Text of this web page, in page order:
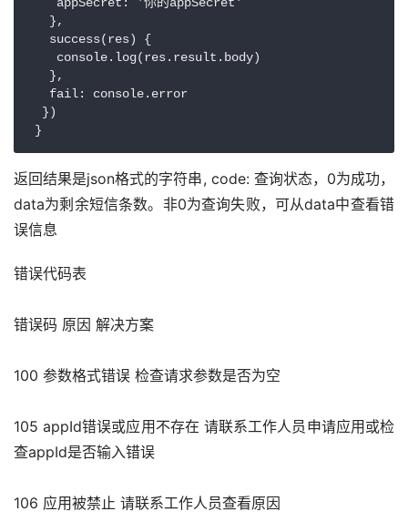
   },
   success(res) {
    console.log(res.result.body)
   },
   fail: console.error
  })
}
返回结果是json格式的字符串, code: 查询状态，0为成功，
data为剩余短信条数。非0为查询失败，可从data中查看错
误信息
错误代码表
错误码 原因 解决方案
100 参数格式错误 检查请求参数是否为空
105 appId错误或应用不存在 请联系工作人员申请应用或检
查appId是否输入错误
106 应用被禁止 请联系工作人员查看原因